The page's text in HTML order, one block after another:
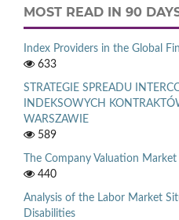
MOST READ IN 90
Index Providers in the Global
633
STRATEGIE SPREADU
INDEKSOWYCH
WARSZAWIE
589
The Company Valuation
440
Analysis of the Labor Market
Disabilities